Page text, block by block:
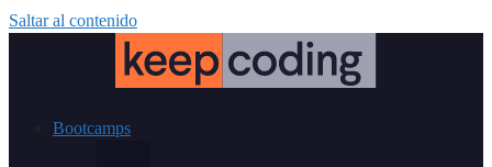
Saltar al contenido
Bootcamps